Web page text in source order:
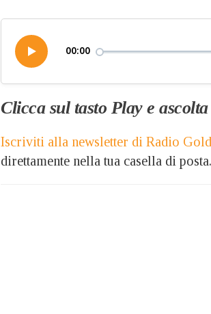
00:00
Clicca sul tasto Play e
Iscriviti alla newsletter di Radio
direttamente nella tua casella di posta.